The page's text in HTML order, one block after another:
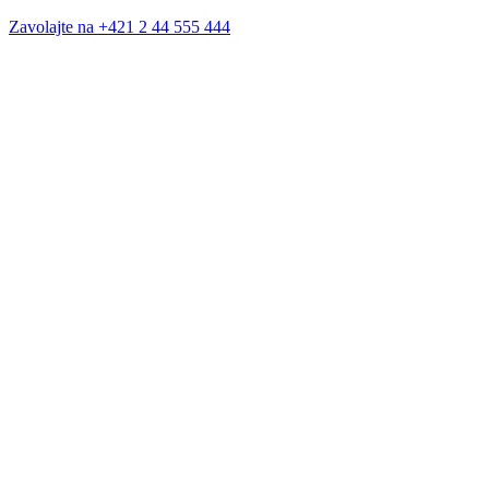
Zavolajte na +421 2 44 555 444